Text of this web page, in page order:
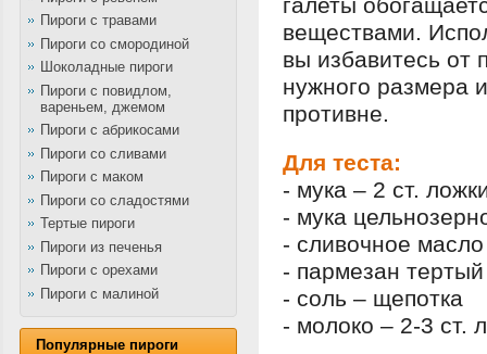
Пироги с травами
Пироги со смородиной
Шоколадные пироги
Пироги с повидлом,
вареньем, джемом
Пироги с абрикосами
Пироги со сливами
Пироги с маком
Пироги со сладостями
Тертые пироги
Пироги из печенья
Пироги с орехами
Пироги с малиной
Популярные пироги
галеты
веществами.
вы избавитесь от
нужного размера
противне.
Для теста:
- мука – 2 ст.
- мука
- сливочное масло
- пармезан
- соль – щепотка
- молоко – 2-3 ст.